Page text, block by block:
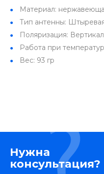
Материал:
Тип антенны:
Поляризация:
Работа при
Вес: 93 гр
Нужна
консультация?